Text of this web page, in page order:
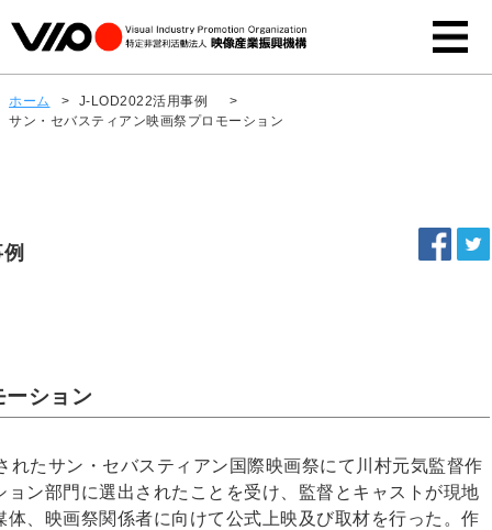
ホーム > J-LOD2022活用事例
>
サン・セバスティアン映画祭プロモーション
ション
たサン・セバスティアン国際映画祭にて川村元気監督作
ン部門に選出されたことを受け、監督とキャストが現地
、映画祭関係者に向けて公式上映及び取材を行った。作